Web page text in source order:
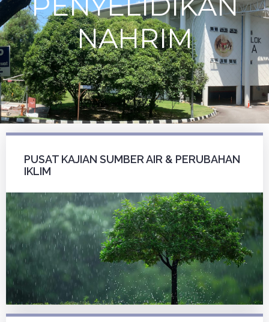
NAHRIM
PUSAT KAJIAN SUMBER AIR & PERUBAHAN
IKLIM